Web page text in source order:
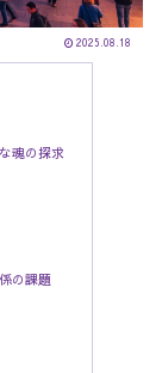
2025.08.18
魂の探求
の課題